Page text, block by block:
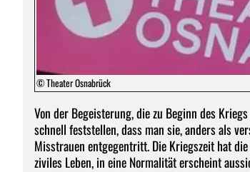
© Theater Osnabrück
Von der Begeisterung, die zu Beginn des
schnell feststellen, dass man sie, anders als
Misstrauen entgegentritt. Die Kriegszeit hat
ziviles Leben, in eine Normalität erscheint